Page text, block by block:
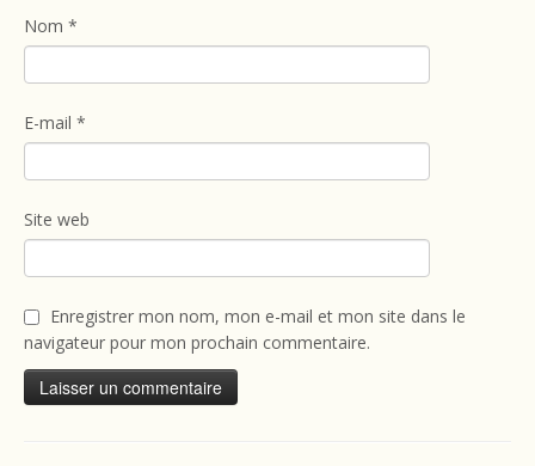
Nom *
E-mail *
Site web
Enregistrer mon nom, mon e-mail et mon site dans le
navigateur pour mon prochain commentaire.